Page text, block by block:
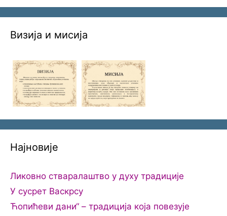
Визија и мисија
Најновије
Ликовно стваралаштво у духу традиције
У сусрет Васкрсу
Ћопићеви дани“ – традиција која повезује